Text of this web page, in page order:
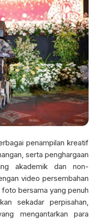
penampilan kreatif
serta penghargaan
akademik dan non-
video persembahan
bersama yang penuh
sekadar perpisahan,
mengantarkan para